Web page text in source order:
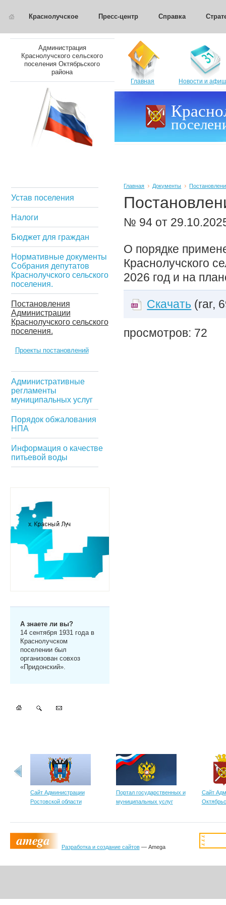
Краснолучское Пресс-центр Справка
Администрация
Краснолучского сельского
поселения Октябрьского
района
Главная Новости и
Устав поселения
Налоги
Бюджет для граждан
Нормативные документы
Собрания депутатов
Краснолучского сельского
поселения.
Постановления
Администрации
Краснолучского сельского
поселения.
Проекты постановлений
Административные
регламенты
муниципальных услуг
Порядок обжалования
НПА
Информация о качестве
питьевой воды
А знаете ли вы?
14 сентября 1931 года в
Краснолучском
поселении был
организован совхоз
«Придонский».
Главная Документы
№ 94 от
О порядке
Краснолучского
2026 год и на
Скачать (rar,
просмотров: 72
Сайт Администрации
Ростовской области
Портал государственных и
муниципальных услуг
Сайт
Разработка и создание сайтов— Amega